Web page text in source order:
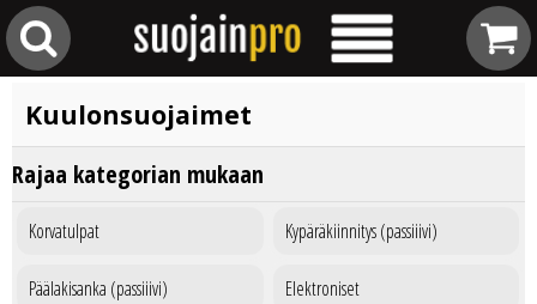
Kuulonsuojaimet
Rajaa kategorian mukaan
Korvatulpat Kypäräkiinnitys (passiiivi)
Päälakisanka (passiiivi) Elektroniset